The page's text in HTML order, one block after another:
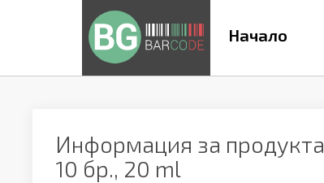
Начало
Информация за продукта
10 бр., 20 ml